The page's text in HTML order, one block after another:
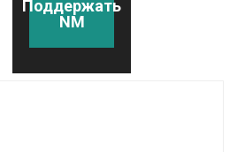
Поддержать
NM